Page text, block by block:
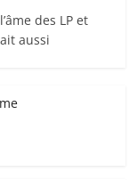
des LP et
aussi